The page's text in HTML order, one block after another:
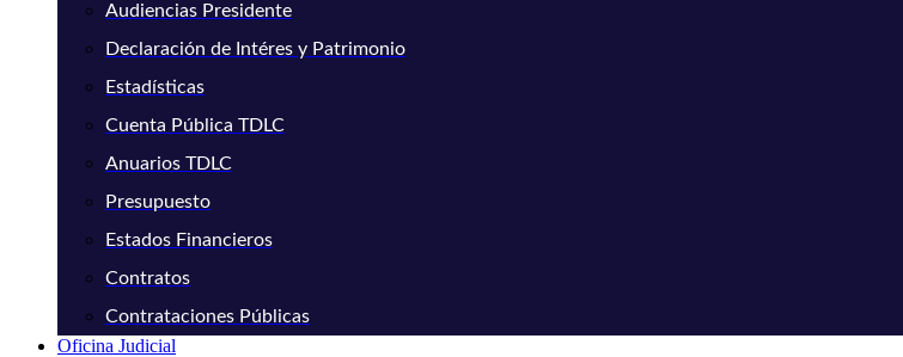
Audiencias Presidente
Declaración de Intéres y Patrimonio
Estadísticas
Cuenta Pública TDLC
Anuarios TDLC
Presupuesto
Estados Financieros
Contratos
Contrataciones Públicas
Oficina Judicial